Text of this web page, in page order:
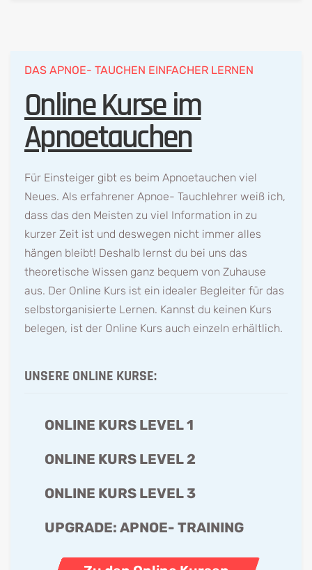
DAS APNOE- TAUCHEN EINFACHER LERNEN
Online Kurse im
Apnoetauchen
Für Einsteiger gibt es beim Apnoetauchen viel
Neues. Als erfahrener Apnoe- Tauchlehrer weiß ich,
dass das den Meisten zu viel Information in zu
kurzer Zeit ist und deswegen nicht immer alles
hängen bleibt! Deshalb lernst du bei uns das
theoretische Wissen ganz bequem von Zuhause
aus. Der Online Kurs ist ein idealer Begleiter für das
selbstorganisierte Lernen. Kannst du keinen Kurs
belegen, ist der Online Kurs auch einzeln erhältlich.
UNSERE ONLINE KURSE:
ONLINE KURS LEVEL 1
ONLINE KURS LEVEL 2
ONLINE KURS LEVEL 3
UPGRADE: APNOE- TRAINING